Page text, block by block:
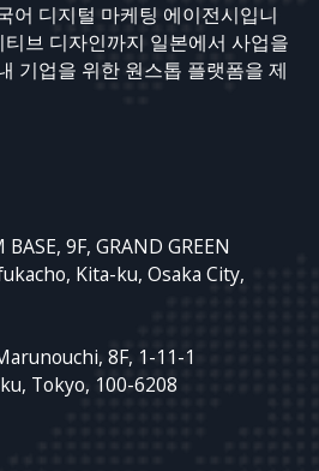
어 디지털 마케팅 에이전시입니
티브 디자인까지 일본에서 사업을
기업을 위한 원스톱 플랫폼을 제
9F, GRAND GREEN
Kita-ku, Osaka City,
8F, 1-11-1
Tokyo, 100-6208